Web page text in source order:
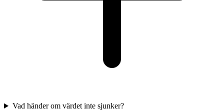
Vad händer om värdet inte sjunker?